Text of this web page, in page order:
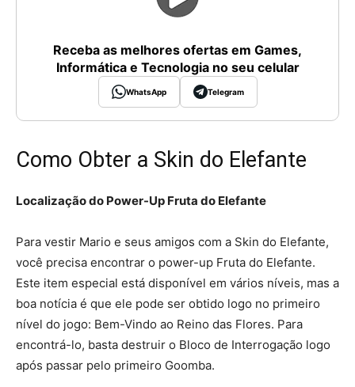
Receba as melhores ofertas em Games,
Informática e Tecnologia no seu celular
WhatsApp Telegram
Como Obter a Skin do Elefante
Localização do Power-Up Fruta do Elefante
Para vestir Mario e seus amigos com a Skin do Elefante,
você precisa encontrar o power-up Fruta do Elefante.
Este item especial está disponível em vários níveis, mas a
boa notícia é que ele pode ser obtido logo no primeiro
nível do jogo: Bem-Vindo ao Reino das Flores. Para
encontrá-lo, basta destruir o Bloco de Interrogação logo
após passar pelo primeiro Goomba.